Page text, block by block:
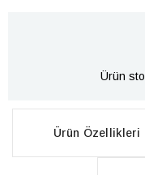
Ürün
Ürün Özellikleri